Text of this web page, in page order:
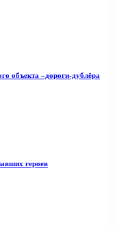
объекта –дороги-дублёра
героев